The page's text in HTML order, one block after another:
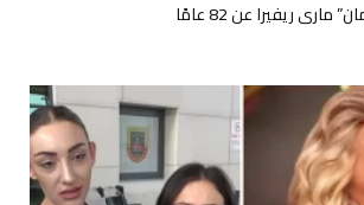
ريفيرا عن 82 عامًا